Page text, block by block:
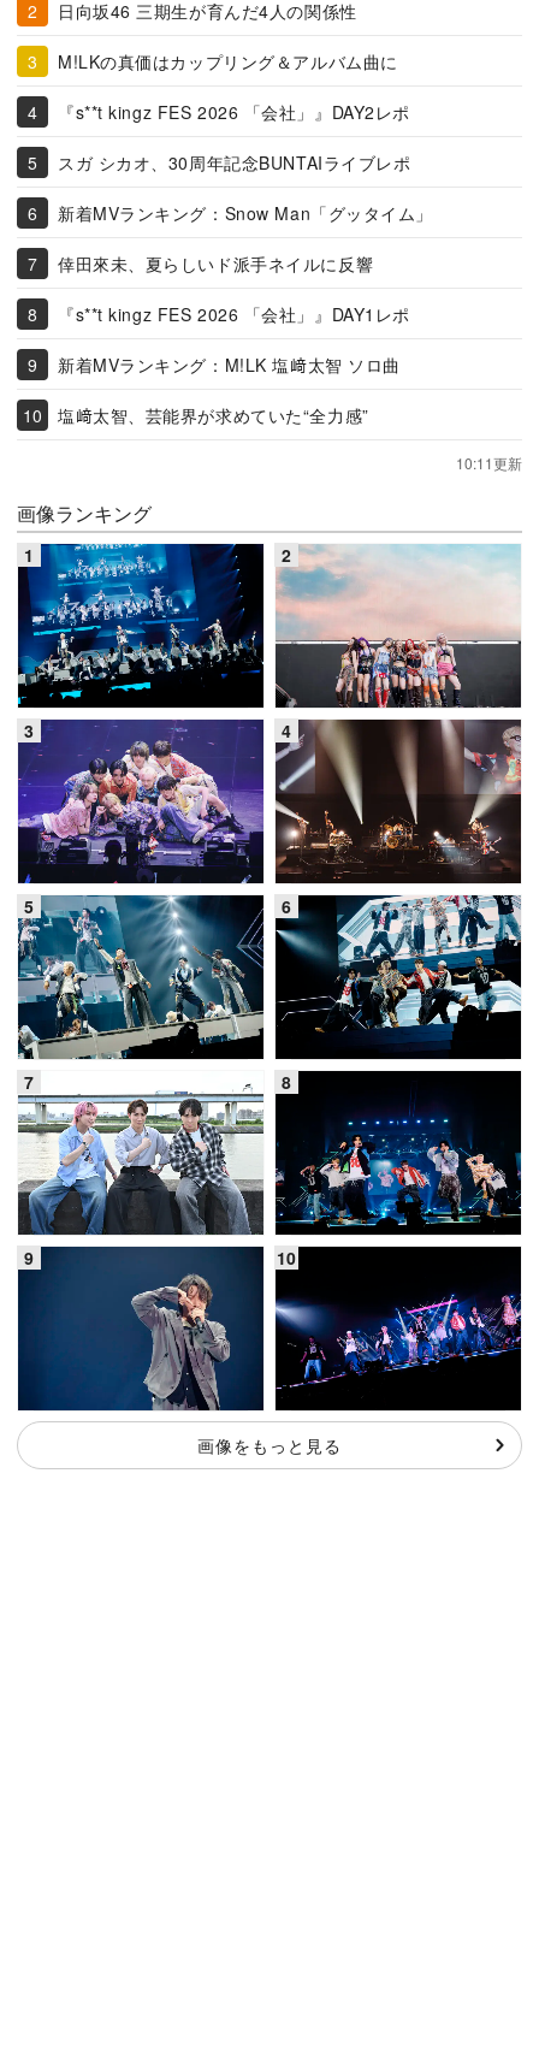
日向坂46 三期生が育んだ4人の関係性
M!LKの真価はカップリング＆アルバム曲に
『s**t kingz FES 2026 「会社」』DAY2レポ
スガ シカオ、30周年記念BUNTAIライブレポ
新着MVランキング：Snow Man「グッタイム」
倖田來未、夏らしいド派手ネイルに反響
『s**t kingz FES 2026 「会社」』DAY1レポ
新着MVランキング：M!LK 塩﨑太智 ソロ曲
塩﨑太智、芸能界が求めていた“全力感”
10:11更新
画像ランキング
画像をもっと見る